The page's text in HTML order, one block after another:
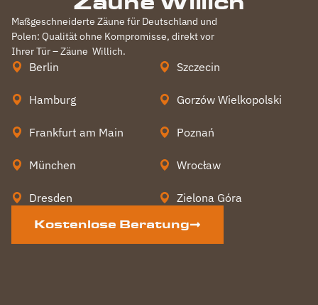
Maßgeschneiderte Zäune für Deutschland und
Polen: Qualität ohne Kompromisse, direkt vor
Ihrer Tür – Zäune Willich.
Berlin
Hamburg
Frankfurt am Main
München
Dresden
Szczecin
Gorzów Wielkopolski
Poznań
Wrocław
Zielona Góra
Kostenlose Beratung